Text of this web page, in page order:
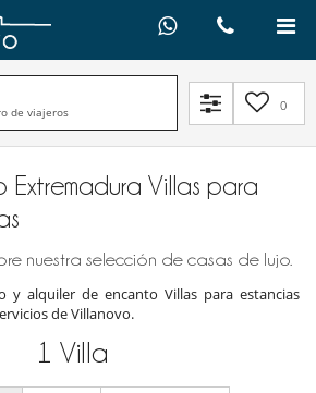
de viajeros 0
Extremadura Villas para
nuestra selección de casas de lujo.
y alquiler de encanto Villas para estancias
de Villanovo.
1 Villa